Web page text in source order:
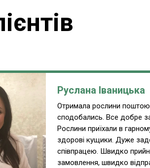
Руслана Іваницька
Отримала рослини
сподобались. Все добре
Рослини приїхали в
здорові кущики. Дуже
співпрацею. Швидко
замовлення, швидко